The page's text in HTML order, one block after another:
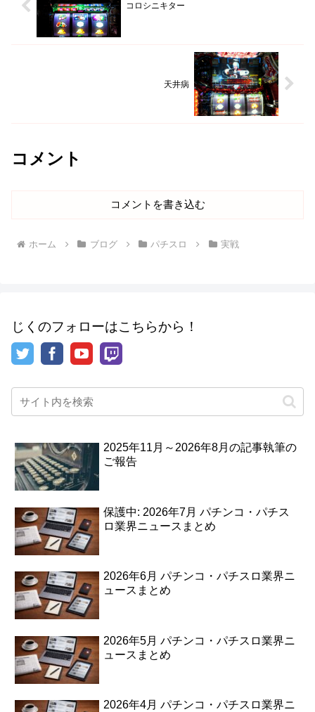
コロシニキター
天井病
コメント
コメントを書き込む
ホーム ブログ パチスロ 実戦
じくのフォローはこちらから！
2025年11月～2026年8月の記事執筆の
ご報告
保護中: 2026年7月 パチンコ・パチス
ロ業界ニュースまとめ
2026年6月 パチンコ・パチスロ業界ニ
ュースまとめ
2026年5月 パチンコ・パチスロ業界ニ
ュースまとめ
2026年4月 パチンコ・パチスロ業界ニ